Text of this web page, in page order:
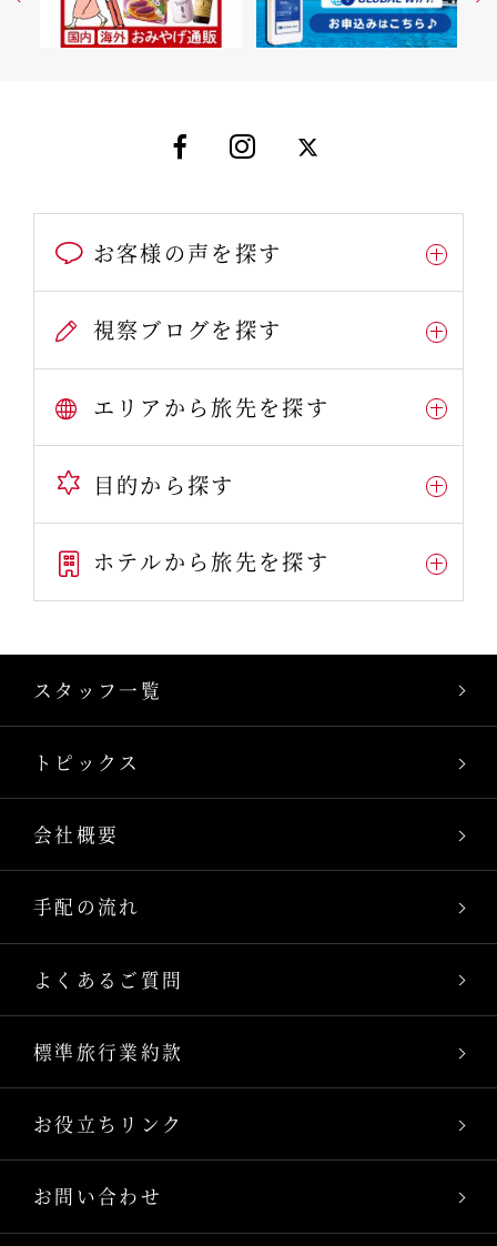
お客様の声を探す
視察ブログを探す
エリアから旅先を探す
目的から探す
ホテルから旅先を探す
スタッフ一覧
トピックス
会社概要
手配の流れ
よくあるご質問
標準旅行業約款
お役立ちリンク
お問い合わせ